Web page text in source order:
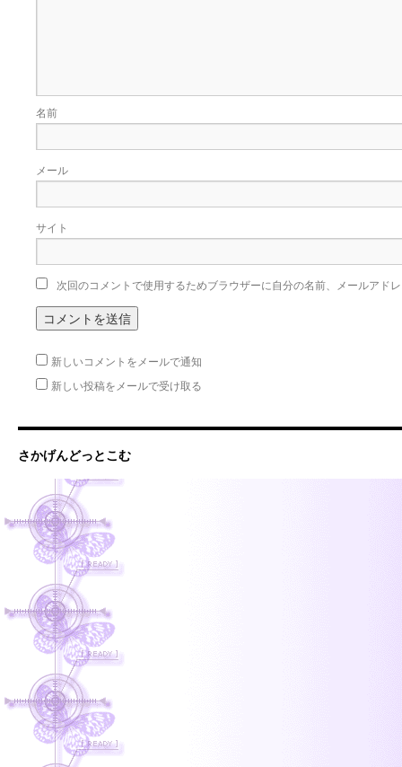
名前
メール
サイト
次回のコメントで使用するためブラウザーに自分の名前、メールアド
新しいコメントをメールで通知
新しい投稿をメールで受け取る
さかげんどっとこむ